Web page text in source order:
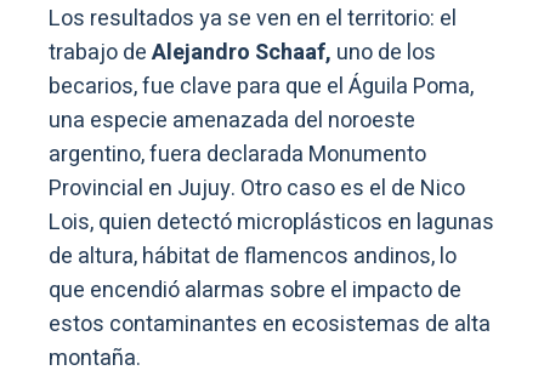
Los resultados ya se ven en el territorio: el
trabajo deAlejandro Schaaf, uno de los
becarios, fue clave para que el Águila Poma,
una especie amenazada del noroeste
argentino, fuera declarada Monumento
Provincial en Jujuy. Otro caso es el de Nico
Lois, quien detectó microplásticos en lagunas
de altura, hábitat de flamencos andinos, lo
que encendió alarmas sobre el impacto de
estos contaminantes en ecosistemas de alta
montaña.